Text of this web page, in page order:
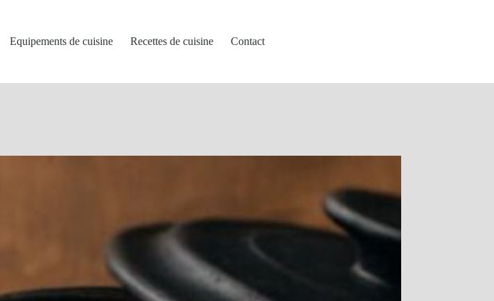
Equipements de cuisine Recettes de cuisine Contact